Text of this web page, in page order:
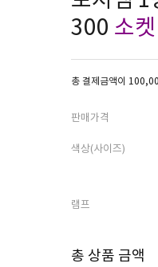
300 소켓
총 결제금액이
판매가격
색상(사이즈)
램프
총 상품 금액